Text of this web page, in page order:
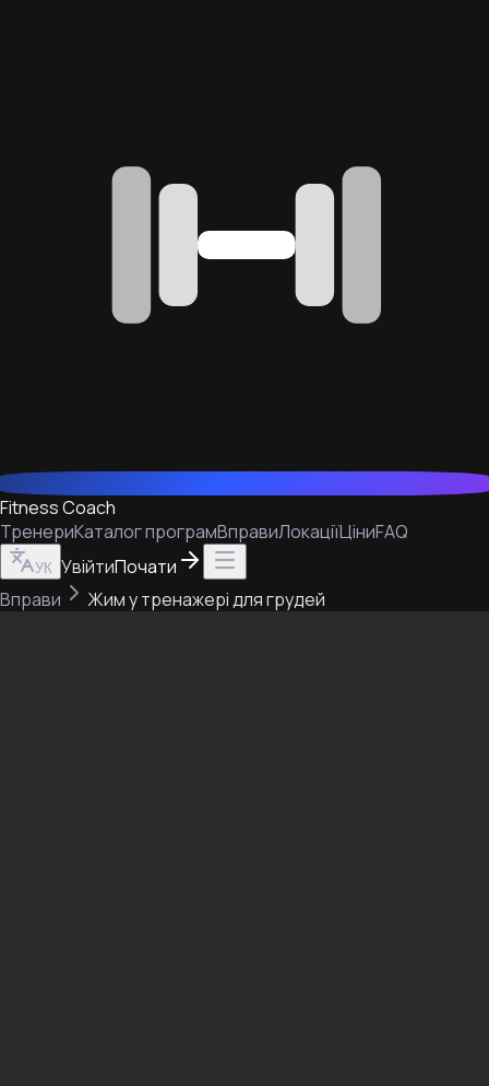
Fitness Coach
ТренериКаталог програмВправиЛокаціїЦіниFAQ
УК УвійтиПочати
Вправи
Жим у тренажері для грудей